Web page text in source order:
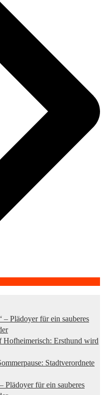
– Plädoyer für ein sauberes
Hofheimerisch: Ersthund wird
Stadtverordnete
Plädoyer für ein sauberes